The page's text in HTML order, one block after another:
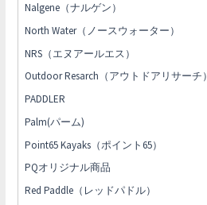
Nalgene（ナルゲン）
North Water（ノースウォーター）
NRS（エヌアールエス）
Outdoor Resarch（アウトドアリサーチ）
PADDLER
Palm(パーム)
Point65 Kayaks（ポイント65）
PQオリジナル商品
Red Paddle（レッドパドル）